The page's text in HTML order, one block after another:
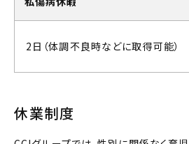
2日（体調不良時などに取得可能）
休業制度